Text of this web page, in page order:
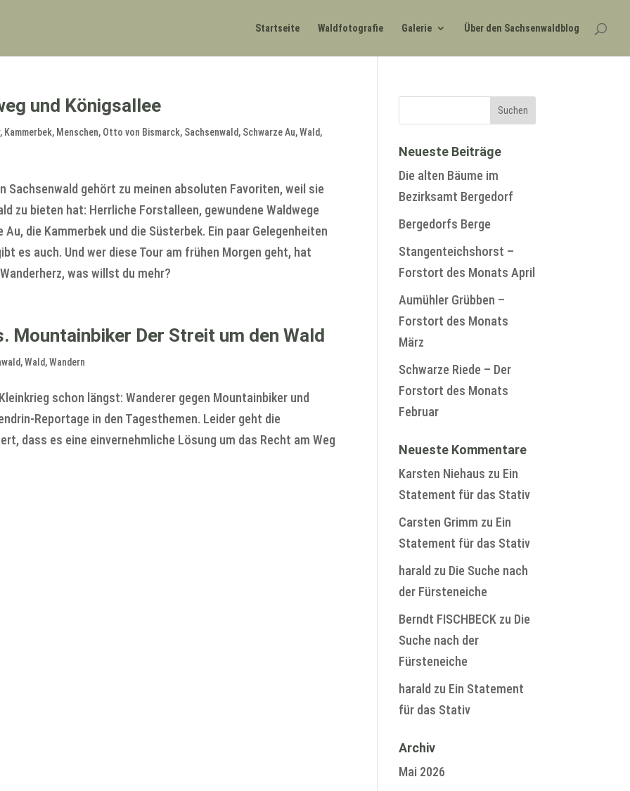
Startseite Waldfotografie Galerie Über den Sachsenwaldblog
und Königsallee
, Kammerbek, Menschen, Otto von Bismarck, Sachsenwald, Schwarze Au,Wald,
Sachsenwald gehört zu meinen absoluten Favoriten, weil sie
zu bieten hat: Herrliche Forstalleen, gewundene Waldwege
die Kammerbek und die Süsterbek. Ein paar Gelegenheiten
es auch. Und wer diese Tour am frühen Morgen geht, hat
was willst du mehr?
Mountainbiker Der Streit um den Wald
,Wald,Wandern
schon längst: Wanderer gegen Mountainbiker und
Reportage in den Tagesthemen. Leider geht die
dass es eine einvernehmliche Lösung um das Recht am Weg
Neueste Beiträge
Die alten Bäume im
Bezirksamt Bergedorf
Bergedorfs Berge
Stangenteichshorst –
Forstort des Monats April
Aumühler Grübben –
Forstort des Monats
März
Schwarze Riede – Der
Forstort des Monats
Februar
Neueste Kommentare
Karsten Niehaus zu Ein
Statement für das Stativ
Carsten Grimm zu Ein
Statement für das Stativ
harald zu Die Suche nach
der Fürsteneiche
Berndt FISCHBECK zu Die
Suche nach der
Fürsteneiche
harald zu Ein Statement
für das Stativ
Archiv
Mai 2026